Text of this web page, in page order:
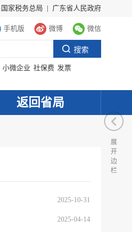
国家税务总局 广东省人民政府
手机版 微博 微信
小微企业 社保费 发票
返回省局
2025-10-31
2025-04-14
展
开
边
栏